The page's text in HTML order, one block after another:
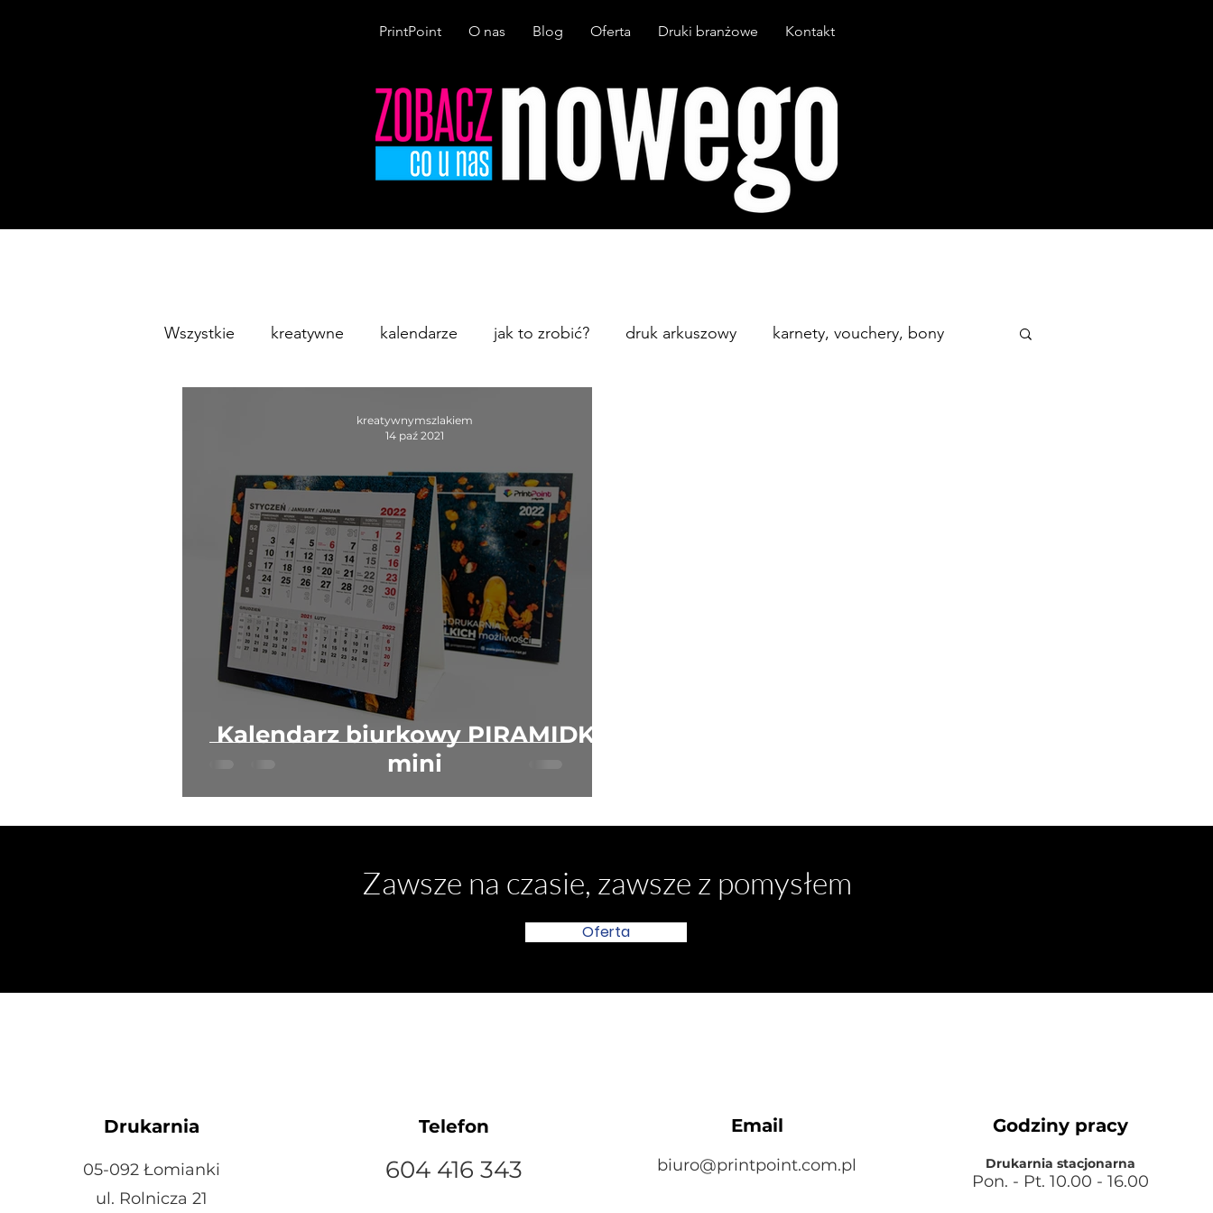
PrintPoint O nas Blog Oferta Druki branżowe Kontakt
Wszystkie kreatywne kalendarze jak to zrobić? druk arkuszowy karnety, vouchery, bony
Kalendarz biurkowy PIRAMIDKA
mini
kreatywnymszlakiem
14 paź 2021
Zawsze na czasie, zawsze z pomysłem
Oferta
Drukarnia
05-092 Łomianki
ul. Rolnicza 21
Telefon
604 416 343
Email
biuro@printpoint.com.pl
Godziny pracy
Drukarnia stacjonarna
Pon. - Pt. 10.00 - 16.00